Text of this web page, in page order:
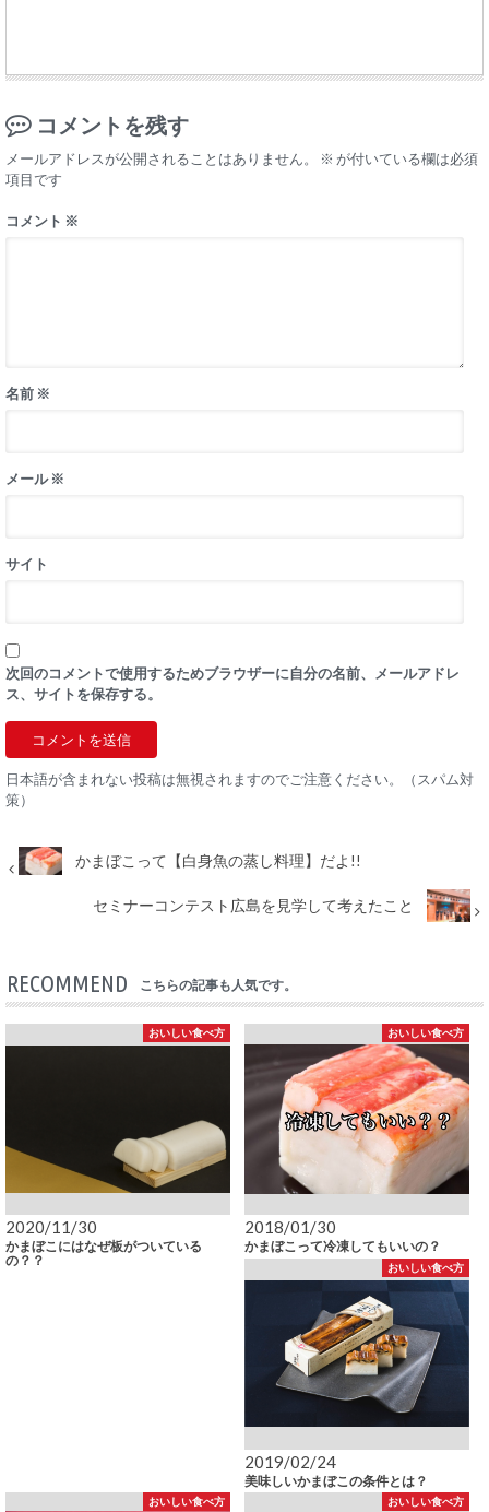
コメントを残す
メールアドレスが公開されることはありません。 ※ が付いている欄は必須
項目です
コメント ※
名前 ※
メール※
サイト
次回のコメントで使用するためブラウザーに自分の名前、メールアドレ
ス、サイトを保存する。
日本語が含まれない投稿は無視されますのでご注意ください。（スパム対
策）
かまぼこって【白身魚の蒸し料理】だよ!!
セミナーコンテスト広島を見学して考えたこと
RECOMMEND こちらの記事も人気です。
おいしい食べ方
2020/11/30
かまぼこにはなぜ板がついている
の？？
おいしい食べ方
2018/01/30
かまぼこって冷凍してもいいの？
おいしい食べ方
2019/02/24
美味しいかまぼこの条件とは？
おいしい食べ方 おいしい食べ方